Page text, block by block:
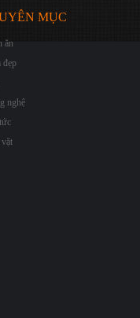
MỤC
ăn
đẹp
nghệ
vặt